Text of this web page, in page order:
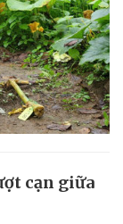
cạn giữa